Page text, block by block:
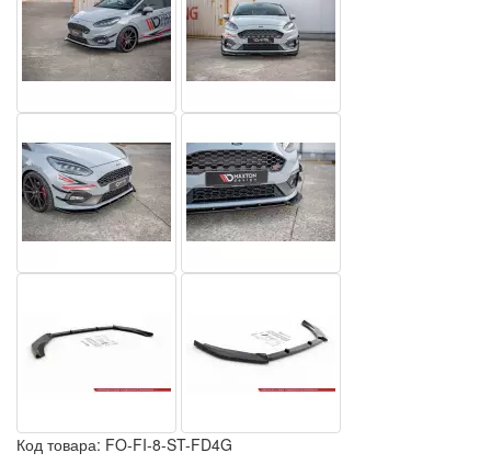
Код товара: FO-FI-8-ST-FD4G